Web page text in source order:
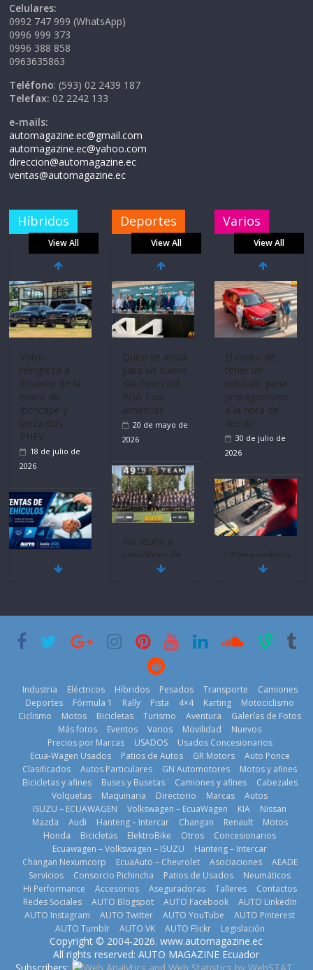
Celulares:
0992 747 999 (WhatsApp)
0996 999 373
0996 388 858
0963635863
Teléfono: (593) 02 2439 187
Telefax: 02 2242 133
e-mails:
automagazine.ec@gmail.com
automagazine.ec@yahoo.com
direccion@automagazine.ec
ventas@automagazine.ec
Híbridos
View All
Volvo
reingresa a
Ecuador de la
mano de
Inchcape y
lanza dos
PHEV
18 de julio de
2026
Mercado
historia
11 de julio de
BMW, Toyota,
Bosch y
prueban flota
que usa
gasolina 100%
renovable
25 de julio de
2026
Deportes
View All
Quito se alista
para un nuevo
Kia Open del
PGA Tour
Americas
20 de mayo de
2026
Kia reúne a
jugadores de
fútbol de todo
2026
La Vuelta al
Ecuador 2026,
edición 47ª,
recorre 7
provincias en 8
días
1 de agosto de
2026
La FEDAK
recibe 12
Sinotruk
Varios
View All
El costo de
tener un
vehículo gana
protagonismo
a la hora de
decidir
30 de julio de
2026
Ultima película
‘Spider‑Man:
29 de julio de
¿Qué puede
pasar con tu
vehículo si
permanece
varios días sin
usar?
3 de agosto de
2026
La FEDAK
recibe 12
Industria Eléctricos Híbridos Pesados Transporte
Camiones
Deportes
Fórmula 1 Rally Pista 4×4 Karting
Motociclismo
Ciclismo
Motos Bicicletas Turismo Aventura
Galerías de Fotos
Más fotos
Eventos Varios Movilidad
Nuevos
Precios por Marcas
USADOS
Usados Concesionarios
Ecua-Wagen Usados
Patios de Autos GR Motors
Auto Ponce
Clasificados
Autos Particulares GN Automotores
Motos y afines
Bicicletas y afines
Buses y Busetas Camiones y afines
Cabezales
Volquetas
Maquinaria Directorio Marcas
Autos
ISUZU – ECUAWAGEN
Volkswagen – EcuaWagen KIA
Nissan
Mazda
Audi Hanteng – Intercar Changan Renault
Motos
Honda
Bicicletas ElektroBike Otros
Concesionarios
Ecuawagen – Volkswagen – ISUZU
Hanteng – Intercar
Changan Nexumcorp
EcuaAuto – Chevrolet Asociaciones
AEADE
Servicios
Consorcio Pichincha Patios de Usados
Neumáticos
Hi Performance
Accesorios Aseguradoras Talleres
Contactos
Redes Sociales
AUTO Blogspot AUTO Facebook
AUTO LinkedIn
AUTO Instagram
AUTO Twitter AUTO YouTube
AUTO Pinterest
AUTO Tumblr
AUTO VK AUTO Flickr Legislación
Copyright © 2004-2026. www.automagazine.ec
All rights reserved: AUTO MAGAZINE Ecuador